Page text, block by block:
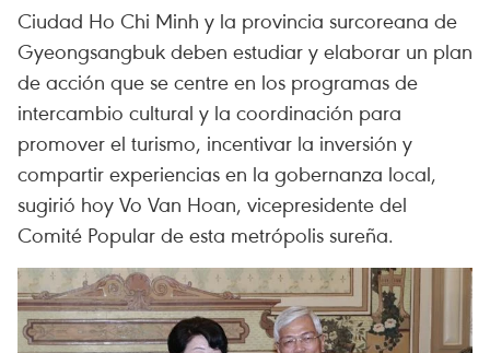
Ciudad Ho Chi Minh y la provincia surcoreana de
Gyeongsangbuk deben estudiar y elaborar un plan
de acción que se centre en los programas de
intercambio cultural y la coordinación para
promover el turismo, incentivar la inversión y
compartir experiencias en la gobernanza local,
sugirió hoy Vo Van Hoan, vicepresidente del
Comité Popular de esta metrópolis sureña.